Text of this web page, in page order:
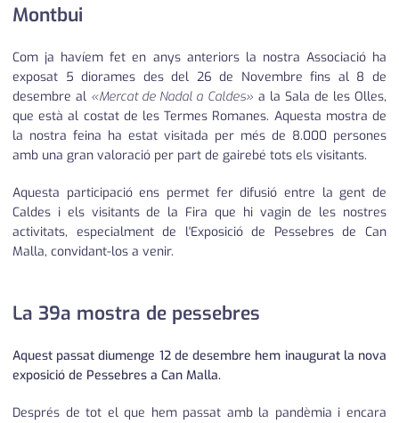
Montbui
Com ja havíem fet en anys anteriors la nostra Associació ha
exposat 5 diorames des del 26 de Novembre fins al 8 de
desembre al «Mercat de Nadal a Caldes» a la Sala de les Olles,
que està al costat de les Termes Romanes. Aquesta mostra de
la nostra feina ha estat visitada per més de 8.000 persones
amb una gran valoració per part de gairebé tots els visitants.
Aquesta participació ens permet fer difusió entre la gent de
Caldes i els visitants de la Fira que hi vagin de les nostres
activitats, especialment de l'Exposició de Pessebres de Can
Malla, convidant-los a venir.
La 39a mostra de pessebres
Aquest passat diumenge 12 de desembre hem inaugurat la nova
exposició de Pessebres a Can Malla.
Després de tot el que hem passat amb la pandèmia i encara